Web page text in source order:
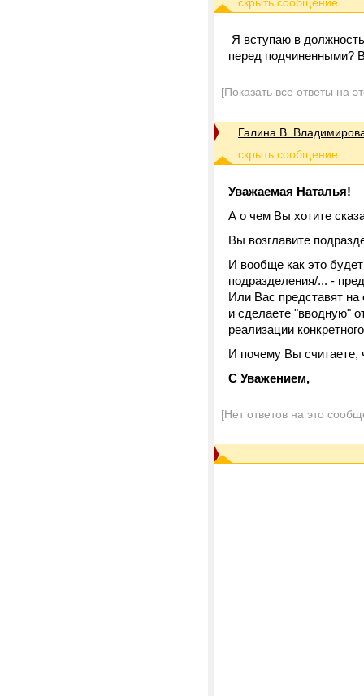
Я вступаю в
перед подчиненными?
[Показать все ответы на
Галина В.
Уважаемая Наталья!
А о чем Вы хотите
Вы возглавите
И вообще как это
подразделения/... -
Или Вас представят
и сделаете "вводную"
реализации
И почему Вы считаете,
С Уважением,
[Нет ответов на это